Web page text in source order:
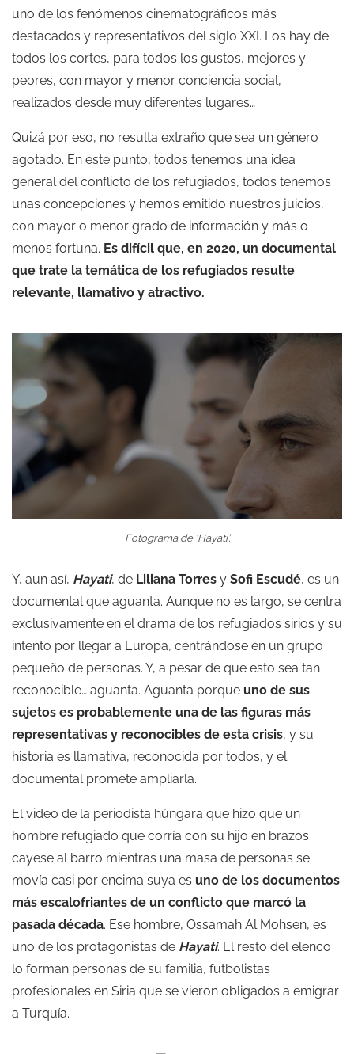
uno de los fenómenos cinematográficos más
destacados y representativos del siglo XXI. Los hay de
todos los cortes, para todos los gustos, mejores y
peores, con mayor y menor conciencia social,
realizados desde muy diferentes lugares…
Quizá por eso, no resulta extraño que sea un género
agotado. En este punto, todos tenemos una idea
general del conflicto de los refugiados, todos tenemos
unas concepciones y hemos emitido nuestros juicios,
con mayor o menor grado de información y más o
menos fortuna. Es difícil que, en 2020, un documental
que trate la temática de los refugiados resulte
relevante, llamativo y atractivo.
Fotograma de ‘Hayati’.
Y, aun así, Hayati, de Liliana Torres y Sofi Escudé, es un
documental que aguanta. Aunque no es largo, se centra
exclusivamente en el drama de los refugiados sirios y su
intento por llegar a Europa, centrándose en un grupo
pequeño de personas. Y, a pesar de que esto sea tan
reconocible… aguanta. Aguanta porque uno de sus
sujetos es probablemente una de las figuras más
representativas y reconocibles de esta crisis, y su
historia es llamativa, reconocida por todos, y el
documental promete ampliarla.
El video de la periodista húngara que hizo que un
hombre refugiado que corría con su hijo en brazos
cayese al barro mientras una masa de personas se
movía casi por encima suya es uno de los documentos
más escalofriantes de un conflicto que marcó la
pasada década. Ese hombre, Ossamah Al Mohsen, es
uno de los protagonistas de Hayati. El resto del elenco
lo forman personas de su familia, futbolistas
profesionales en Siria que se vieron obligados a emigrar
a Turquía.